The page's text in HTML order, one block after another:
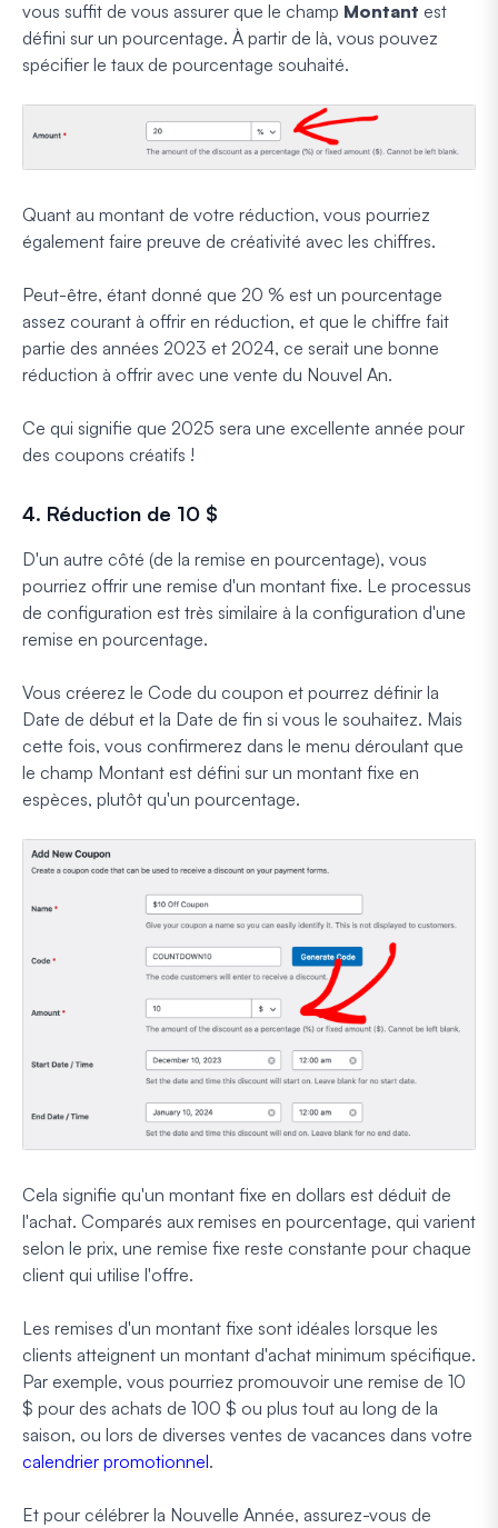
vous suffit de vous assurer que le champ Montant est
défini sur un pourcentage. À partir de là, vous pouvez
spécifier le taux de pourcentage souhaité.
Quant au montant de votre réduction, vous pourriez
également faire preuve de créativité avec les chiffres.
Peut-être, étant donné que 20 % est un pourcentage
assez courant à offrir en réduction, et que le chiffre fait
partie des années 2023 et 2024, ce serait une bonne
réduction à offrir avec une vente du Nouvel An.
Ce qui signifie que 2025 sera une excellente année pour
des coupons créatifs !
4. Réduction de 10 $
D'un autre côté (de la remise en pourcentage), vous
pourriez offrir une remise d'un montant fixe. Le processus
de configuration est très similaire à la configuration d'une
remise en pourcentage.
Vous créerez le Code du coupon et pourrez définir la
Date de début et la Date de fin si vous le souhaitez. Mais
cette fois, vous confirmerez dans le menu déroulant que
le champ Montant est défini sur un montant fixe en
espèces, plutôt qu'un pourcentage.
Cela signifie qu'un montant fixe en dollars est déduit de
l'achat. Comparés aux remises en pourcentage, qui varient
selon le prix, une remise fixe reste constante pour chaque
client qui utilise l'offre.
Les remises d'un montant fixe sont idéales lorsque les
clients atteignent un montant d'achat minimum spécifique.
Par exemple, vous pourriez promouvoir une remise de 10
$ pour des achats de 100 $ ou plus tout au long de la
saison, ou lors de diverses ventes de vacances dans votre
calendrier promotionnel.
Et pour célébrer la Nouvelle Année, assurez-vous de